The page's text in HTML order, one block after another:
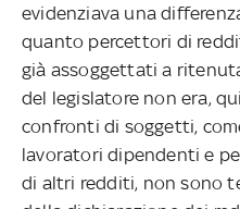
evidenziava una
quanto percettori di
già assoggettati a
del legislatore non era,
confronti di soggetti,
lavoratori dipendenti e
di altri redditi, non sono